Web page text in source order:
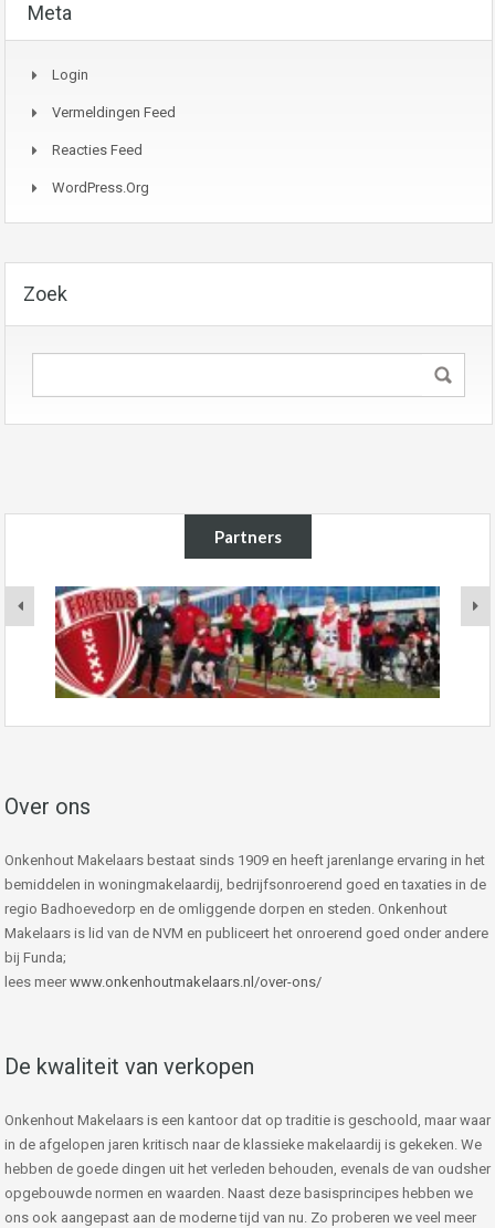
Meta
Login
Vermeldingen Feed
Reacties Feed
WordPress.org
Zoek
Partners
Over ons
Onkenhout Makelaars bestaat sinds 1909 en heeft jarenlange ervaring in het
bemiddelen in woningmakelaardij, bedrijfsonroerend goed en taxaties in de
regio Badhoevedorp en de omliggende dorpen en steden. Onkenhout
Makelaars is lid van de NVM en publiceert het onroerend goed onder andere
bij Funda;
lees meer www.onkenhoutmakelaars.nl/over-ons/
De kwaliteit van verkopen
Onkenhout Makelaars is een kantoor dat op traditie is geschoold, maar waar
in de afgelopen jaren kritisch naar de klassieke makelaardij is gekeken. We
hebben de goede dingen uit het verleden behouden, evenals de van oudsher
opgebouwde normen en waarden. Naast deze basisprincipes hebben we
ons ook aangepast aan de moderne tijd van nu. Zo proberen we veel meer